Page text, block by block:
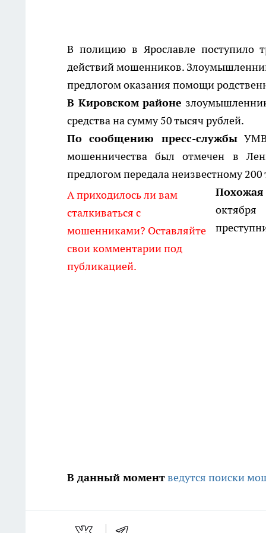
В полицию в Ярославле поступило
действий мошенников.
предлогом оказания помощи
В Кировском районе
средства на сумму 50 тысяч рублей.
По сообщению пресс-службы
мошенничества был отмечен в
предлогом передала неизвестному 200
А приходилось ли вам
сталкиваться с
мошенниками? Оставляйте
свои комментарии под
публикацией.
октября
В данный моментведутся поиски